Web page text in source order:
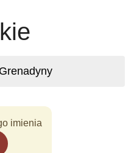
imienia